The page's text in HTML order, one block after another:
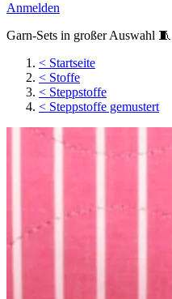
Anmelden
Garn-Sets in großer Auswahl 🧵
< Startseite
< Stoffe
< Steppstoffe
< Steppstoffe gemustert